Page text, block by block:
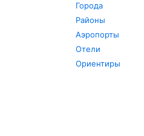
Города
Районы
Аэропорты
Отели
Ориентиры